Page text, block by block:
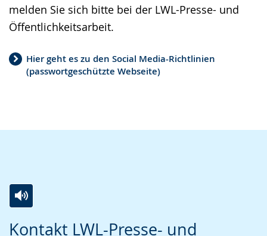
melden Sie sich bitte bei der LWL-Presse- und
Öffentlichkeitsarbeit.
Hier geht es zu den Social Media-Richtlinien
(passwortgeschützte Webseite)
Kontakt LWL-Presse- und
Leichten
Audio-
Video